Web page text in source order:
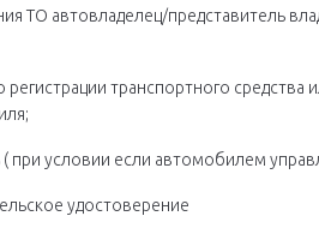
ТО автовладелец/представитель
регистрации транспортного
при условии если автомобилем
удостоверение